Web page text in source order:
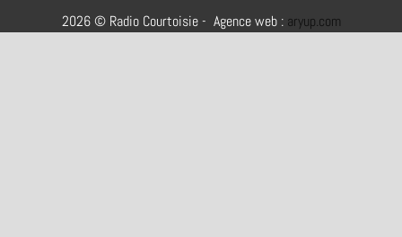
2026 © Radio Courtoisie - Agence web : aryup.com